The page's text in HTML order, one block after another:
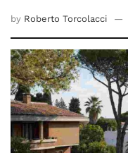
by Roberto Torcolacci